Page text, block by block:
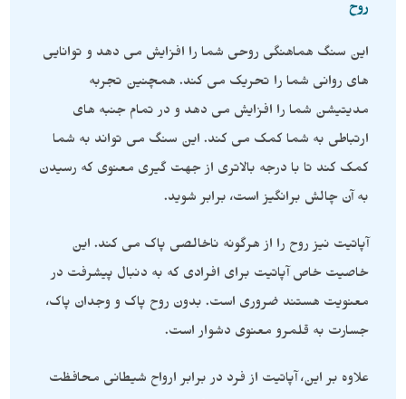
روح
این سنگ هماهنگی روحی شما را افزایش می دهد و توانایی
های روانی شما را تحریک می کند. همچنین تجربه
مدیتیشن شما را افزایش می دهد و در تمام جنبه های
ارتباطی به شما کمک می کند. این سنگ می تواند به شما
کمک کند تا با درجه بالاتری از جهت گیری معنوی که رسیدن
به آن چالش برانگیز است، برابر شوید.
آپاتیت نیز روح را از هرگونه ناخالصی پاک می کند. این
خاصیت خاص آپاتیت برای افرادی که به دنبال پیشرفت در
معنویت هستند ضروری است. بدون روح پاک و وجدان پاک،
جسارت به قلمرو معنوی دشوار است.
علاوه بر این، آپاتیت از فرد در برابر ارواح شیطانی محافظت